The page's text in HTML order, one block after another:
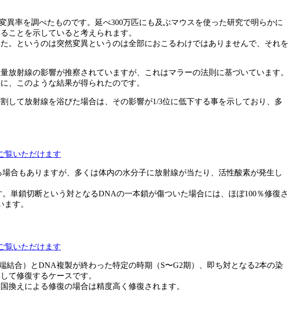
率を調べたものです。延べ300万匹にも及ぶマウスを使った研究で明らかに
ことを示していると考えられます。
。というのは突然変異というのは全部におこるわけではありませんで、それを
射線の影響が推察されていますが、これはマラーの法則に基づいています。
、このような結果が得られたのです。
て放射線を浴びた場合は、その影響が1/3位に低下する事を示しており、多
合もありますが、多くは体内の水分子に放射線が当たり、活性酸素が発生し
単鎖切断という対となるDNAの一本鎖が傷ついた場合には、ほぼ100％修復さ
す。
合）とDNA複製が終わった特定の時期（S〜G2期）、即ち対となる2本の染
て修復するケースです。
換えによる修復の場合は精度高く修復されます。